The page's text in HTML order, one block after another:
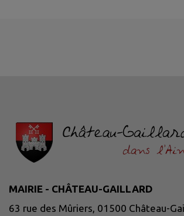
MAIRIE - CHÂTEAU-GAILLARD
63 rue des Mûriers, 01500 Château-